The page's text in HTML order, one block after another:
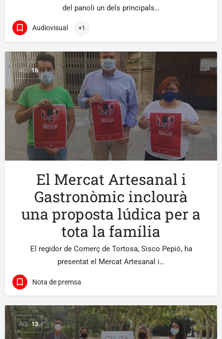
del panoli un dels principals…
Audiovisual +1
AG. 16
El Mercat Artesanal i
Gastronòmic inclourà
una proposta lúdica per a
tota la família
El regidor de Comerç de Tortosa, Sisco Pepió, ha
presentat el Mercat Artesanal i…
Nota de premsa
AG. 13